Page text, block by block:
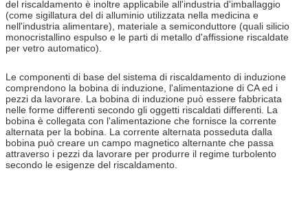
del riscaldamento è inoltre applicabile all'industria d'imballaggio
(come sigillatura del di alluminio utilizzata nella medicina e
nell'industria alimentare), materiale a semiconduttore (quali silicio
monocristallino espulso e le parti di metallo d'affissione riscaldate
per vetro automatico).
Le componenti di base del sistema di riscaldamento di induzione
comprendono la bobina di induzione, l'alimentazione di CA ed i
pezzi da lavorare. La bobina di induzione può essere fabbricata
nelle forme differenti secondo gli oggetti riscaldati differenti. La
bobina è collegata con l'alimentazione che fornisce la corrente
alternata per la bobina. La corrente alternata posseduta dalla
bobina può creare un campo magnetico alternante che passa
attraverso i pezzi da lavorare per produrre il regime turbolento
secondo le esigenze del riscaldamento.